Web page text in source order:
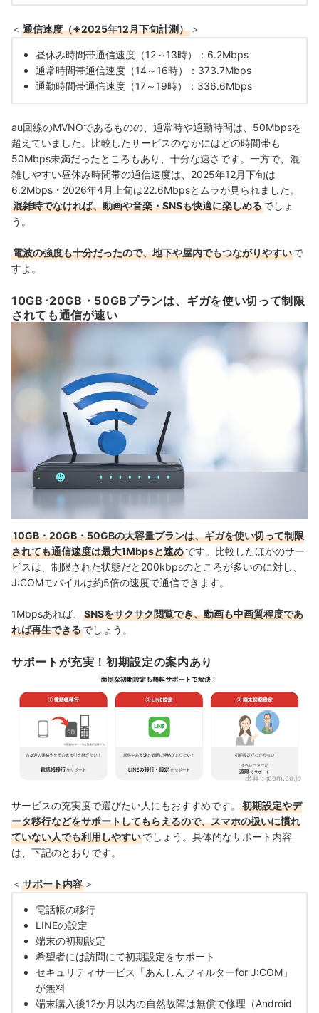
＜ 通信速度（※2025年12月下旬計測） ＞
昼休み時間帯通信速度（12～13時）：6.2Mbps
通常時間帯通信速度（14～16時）：373.7Mbps
通勤時間帯通信速度（17～19時）：336.6Mbps
au回線のMVNOであるものの、通常時や通勤時間は、50Mbpsを
超えていました。比較したサービスのなかにはどの時間帯も
50Mbps未満だったところもあり、十分な速さです。一方で、混
雑しやすい昼休み時間帯の通信速度は、2025年12月下旬は
6.2Mbps・2026年4月上旬は22.6Mbpsとムラが見られました。
混雑時でなければ、動画や音楽・SNSも快適に楽しめるでしょ
う。
電波の強度も十分だったので、地下や屋内でもつながりやすいで
すよ。
10GB･20GB・50GBプランは、ギガを使い切って制限
されても通信が速い
10GB・20GB・50GBの大容量プランは、ギガを使い切って制限
されても通信速度は最大1Mbpsと速めです。比較したほかのサー
ビスは、制限された状態だと 200kbpsのところが多いのに対し、
J:COMモバイルは約5倍の速度で通信できます。
1Mbpsあれば、
SNSをサクサク閲覧でき、動画も中画質程度であ
れば再生できるでしょう。
サポートが充実！初期設定の案内あり
出典： jcom.co.jp
サービスの充実度で選びたい人にもおすすめです。
初期設定やデ
ータ移行などをサポートしてもらえるので、スマホの扱いに慣れ
ていない人でも利用しやすいでしょう。具体的なサポート内容
は、下記のとおりです。
＜ サポート内容 ＞
電話帳の移行
LINEの設定
端末の初期設定
希望者には訪問にて初期設定をサポート
セキュリティサービス「あんしんフィルターfor J:COM」
が無料
端末購入後12か月以内の自然故障は無償で修理（Android